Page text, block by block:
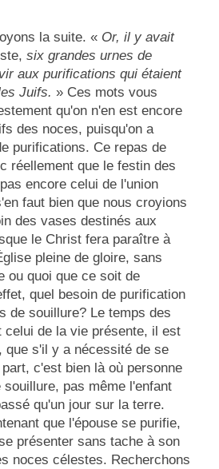
la suite. « Or, il y avait
six grandes urnes de
aux purifications qui étaient
Juifs. » Ces mots vous
qu'on n'en est encore
des noces, puisqu'on a
purifications. Ce repas de
réellement que le festin des
encore celui de l'union
faut bien que nous croyions
des vases destinés aux
le Christ fera paraître à
pleine de gloire, sans
ou quoi que ce soit de
quel besoin de purification
de souillure? Le temps des
celui de la vie présente, il est
que s'il y a nécessité de se
c'est bien là où personne
souillure, pas même l'enfant
qu'un jour sur la terre.
que l'épouse se purifie,
présenter sans tache à son
noces célestes. Recherchons